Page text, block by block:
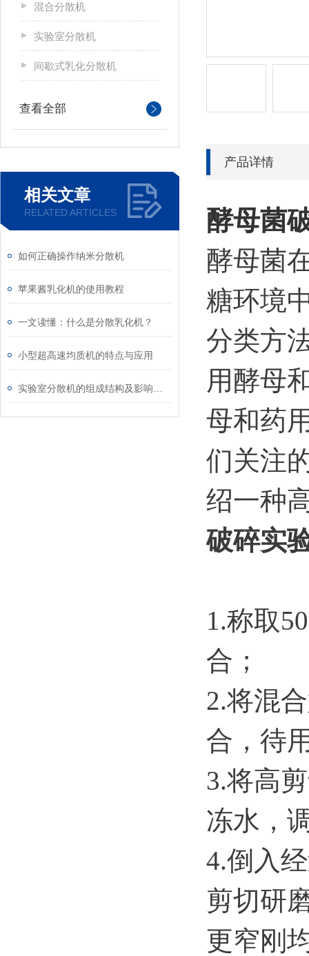
混合分散机
实验室分散机
间歇式乳化分散机
查看全部
相关文章
RELATED ARTICLES
如何正确操作纳米分散机
苹果酱乳化机的使用教程
一文读懂：什么是分散乳化机？
小型超高速均质机的特点与应用
产品详情
酵母菌
酵母菌
糖环境
分类方
用酵母
母和药
们关注
绍一种
破碎实
1.称取
合；
2.将混
合，待
3.将高
冻水，
4.倒入
剪切研
更窄刚